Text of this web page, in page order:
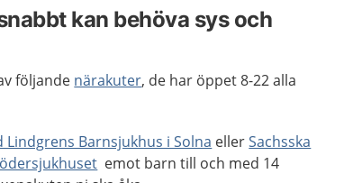
kan behöva sys och
följande närakuter, de har öppet 8-22 alla
Lindgrens Barnsjukhus i Solna ellerSachsska
emot barn till och med 14